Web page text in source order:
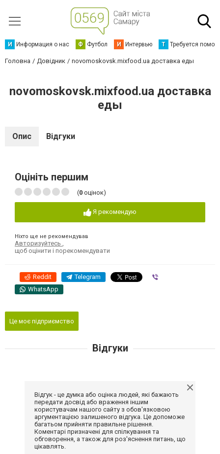
И Информация о нас Ф Футбол И Интервью Т Требуется
Головна Довідник novomoskovsk.mixfood.ua доставка еды
novomoskovsk.mixfood.ua доставка
еды
Опис Відгуки
Оцініть першим
(0 оцінок)
Я рекомендую
Ніхто ще не рекомендував
Авторизуйтесь
щоб оцінити і порекомендувати
Reddit Telegram
WhatsApp
Це моє підприємство
Відгуки
Відгук - це думка або оцінка людей, які бажають
передати досвід або враження іншим
користувачам нашого сайту з обов'язковою
аргументацією залишеного відгука. Це допоможе
багатьом прийняти правильне рішення.
Коментарі призначені для спілкування та
обговорення, а також для роз'яснення питань, що
цікавлять.